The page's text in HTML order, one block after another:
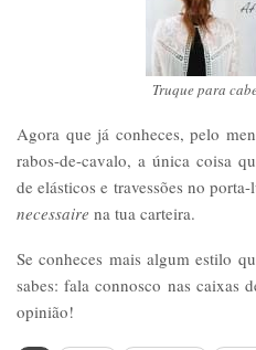
Truque para
Agora que já conheces, pelo
rabos-de-cavalo, a única coisa
de elásticos e travessões no
necessaire na tua carteira.
Se conheces mais algum estilo
sabes: fala connosco nas caixas
opinião!